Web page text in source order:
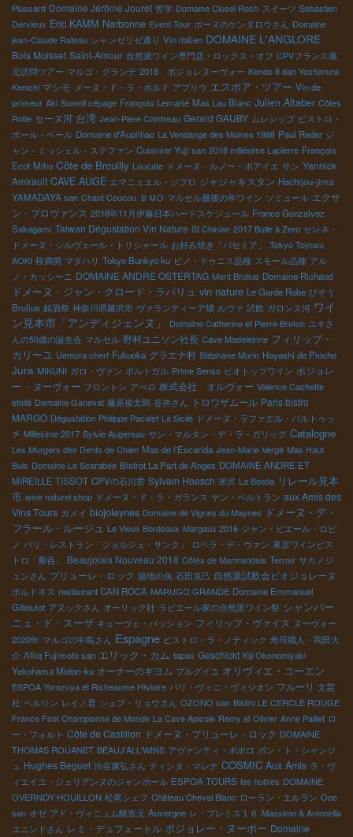
Plussard Domaine Jérôme Jouret 哲学 Domaine Clusel Roch スイーツ Sebastien
Dervieux Eric KAMM Narbonne Event Tour ボーヌのケンタロウさん Domaine
jean-Claude Rateau シャンゼリゼ通り Vin italien DOMAINE L'ANGLORE
Bois Moisset Saint-Amour 自然派ワイン専門店・ロックス・オフ CPVフランス蔵
元訪問ツアー マルゴ・グランデ 2018 ボジョレヌーヴォー Kendo 8 dan Yoshimura
Kenichi マシモ メーヌ・ド・ラ・ボルド アブリウ エスポア・ツアー Vin de
primeur Aki Sumoll cépage François Lemarié Mas Lau Blanc Julien Altaber Côtes
Rotie セーヌ河 台湾 Jean-Piere Cointreau Gerard GAUBY ムレシップ ビストロ・
ポール・ベール Domaine d'Aupilhac La Vendange des Moines 1988 Paul Reder ジ
ャン・ミッシェル・ステファン Cuisinier Yuji san 2018 millésime Lapierre François
Ecot Miho Côte de Brouilly Loucate ドメーヌ・ルノー・ボアイエ サン Yannick
Amirault CAVE AUGE エマニュエル・ジブロ ジャジャキスタン Hachijou-jima
YAMADAYA san Chant Coucou ＢＭО マルセル最後の年ワイン ソミュール エクサ
ン・プロヴァンス 2018年11月伊藤日本ハードスケジュール France Gonzalvez
Sakagami Taiwan Dégustation Vin Nature St Chinian 2017 Bulle à Zero セレネ・
ドメーヌ・シルヴェール・トリシャール お好み焼き「パセミア」
Tokyo Toyosu
AOKI 桜満開 マタハリ Tokyo Bunkyo ku ピノ・ドゥニス品種 スモール品種 アル
ノ・カッシーニ DOMAINE ANDRE OSTERTAG Mont Brulius Domaine Richaud
ドメーヌ・ジャン・クロード・ラパリュ vin nature Le Garde Robe びそう
Brulius 銘酒祭 神奈川県藤沢市 ヴァランティーア畑 ルヴァ 試飲 ガロンヌ河 ワイ
ン見本市「アンディジェンヌ」
Domaine Catherine et Pierre Breton ユキさ
んの50歳の誕生会 マルセル 野村ユニソン社長 Cave Madeleinne フィリップ・
カリーユ Uemura cherf Fukuoka グラエナ村 Stéphane Morin Hayashi de Pioche
Jura MIKUNI ガロ・ヴァン ポルトガル Prime Senso ビオトップワイン ボジョレ
ー ・ヌーヴォー フロントン アぺロ 株式会社 オルヴォー Valence Cachette
etoilé Domaine Ganevat 藤原俊太郎 谷井さん トロワザムール Paris bistro
MARGO Dégustation Philippe Pacalet La Sicile ドメーヌ・ラファエル・バルトゥッ
チ Millesime 2017 Sylvie Augereau サン・マルタン・デ・ラ・ガリッグ Catalogne
Les Murgers des Dents de Chien Mas de l'Escarida Jean-Marie Vergé Mas Haut
Buis Domaine Le Scarabée Bistrot La Part de Anges DOMAINE ANDRE ET
MIREILLE TISSOT CPVの石川君 Sylvain Hoesch 米沢 La Bestia リレール見本
市 wine naturel shop ドメーヌ・ド・ラ・ガランス ヤン・ベルトラン aux Amis des
Vins Tours ガメイ biojoleynes Domaine de Vignes du Maynes ドメーヌ・デ・
フラール・ルージュ Le Vieux Bordeaux Margaux 2016 ジャン・ピエール・ロビ
ノ パリ・レストラン「ジョルジュ・サンク」 ロペラ・デ・ヴァン 東京ワインビス
トロ「葡呑」
Beaujolais Nouveau 2018 Côtes de Marmandais Terroir サカノジ
ュンさん プリューレ・ロック 築地の魚 石田克己 自然派試飲会ビオジョレーヌ
ボルドネス restaurant CAN ROCA MARUGO GRANDE Domaine Emmanuel
Giboulot アヌックさん オーリック社 ラピエール家の自然派ワイン祭 シャンパー
ニュ・ド・スーザ キューヴェ・パッション フィリップ・ヴァイス ヌーヴォー
2020年 マルゴの中島さん Espagne ビストロ・ラ・ノティック 寿司職人・岡田大
介 Alliq Fujimoto san エリック・カム tapas Geschickt Kiji Okonomiyaki
Yokohama Midori-ku オーナーのギヨム ブルグイユ オリヴィエ・コーエン
ESPOA Yorozuya et Richeaume Histoire パリ・ヴィニ・ヴィジオン フルーリ 文芸
社 ベルリン レイノ君 シェフ・リョウさん OZONO san Bistro LE CERCLE ROUGE
France Foot Championne de Monde La Cave Apicole Rémy et Olivier Anne Paillet ロ
ー・フォルト Côte de Castillon ドメーヌ・プリューレ・ロック DOMAINE
THOMAS ROUANET BEAUJ'ALL'WINS アヴァンティ・ポポロ ポン・ト・シャンジ
ュ Hughes Beguet 渋谷康弘さん ティンタ・マレナ COSMIC Aux Amis ラ・ヴ
ィエイユ・ジュリアンヌのジャンポール ESPOA TOURS les huitres DOMAINE
OVERNOY HOUILLON 松尾シェフ Château Cheval Blanc ローラン・エルラン Ooe
san オゼ アド・ヴィニュム醸造元 Auvergne レ・プレミス１６ Massimo & Antonella
エニンドさん レミ・デュフェートル ボジョレー・ヌーボー Domaine